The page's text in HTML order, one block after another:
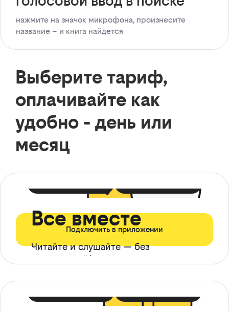
нажмите на значок микрофона, произнесите
название – и книга найдется
Выберите тариф,
оплачивайте как
удобно - день или
месяц
Все вместе
Читайте и слушайте — без
ограничений*
Подключить в приложении